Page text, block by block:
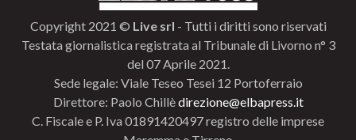
Copyright 2021 © Live srl - Tutti i diritti sono riservati
Testata giornalistica registrata al Tribunale di Livorno n° 3
del 07 Aprile 2021.
Sede legale: Viale Teseo Tesei 12 Portoferraio
Direttore: Paolo Chillèdirezione@elbapress.it
C. Fiscale e P. Iva 01891420497 registro delle imprese